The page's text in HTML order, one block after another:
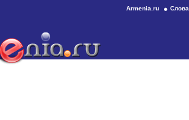
Armenia.ru